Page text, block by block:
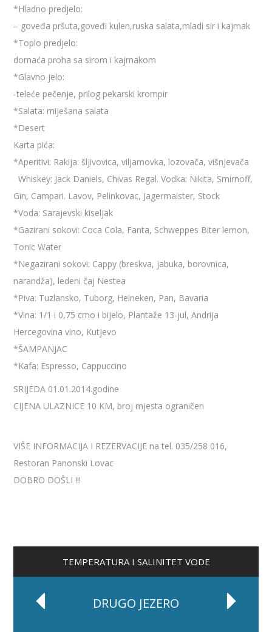
*Hladno predjelo:
– goveđa pršuta,goveđi kulen,ruska salata,mladi sir i kajmak
*Toplo predjelo:
domaća proha sa sirom i kajmakom
*Glavno jelo:
-teleće pečenje, prilog pekarski krompir
*Salata: miješana salata
*Desert
Karta pića:
*Aperitivi: Rakija: šljivovica, viljamovka, lozovača, višnjevača
Whiskey: Jack Daniels, Chivas Regal. Vodka: Nikita, Smirnoff,
Gin, Campari. Lavov, Pelinkovac, Jagermaister, Stock
*Voda: Sarajevski kiseljak
*Gazirani sokovi: Coca Cola, Fanta, Schweppes Biter lemon,
Tonic Water
*Negazirani sokovi: Cappy (breskva, jabuka, borovnica,
narandža), ledeni čaj Nestea
*Piva: Tuzlansko, Tuborg, Heineken, Pan, Bavaria
*Vina: 1/1 i 0,75 crno i bijelo, Plantaže 13-jul, Andrija
Hercegovina vino, Kutjevo
*ŠAMPANJAC
*Kafa: Espresso, Cappuccino
SRIJEDA 01.01.2014.godine
CIJENA ULAZNICE 10 KM, broj mjesta ograničen
VIŠE INFORMACIJA I REZERVACIJE na tel. 035/258 016,
Restoran Panonski Lovac
DOBRO DOŠLI !!!
TEMPERATURA I SALINITET VODE
DRUGO JEZERO